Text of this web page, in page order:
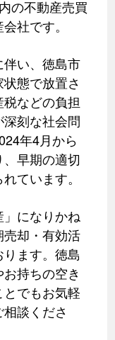
の不動産売買
社です。
い、徳島市
態で放置さ
などの負担
刻な社会問
年4月から
早期の適切
ています。
になりかね
却・有効活
ます。徳島
持ちの空き
でもお気軽
談くださ